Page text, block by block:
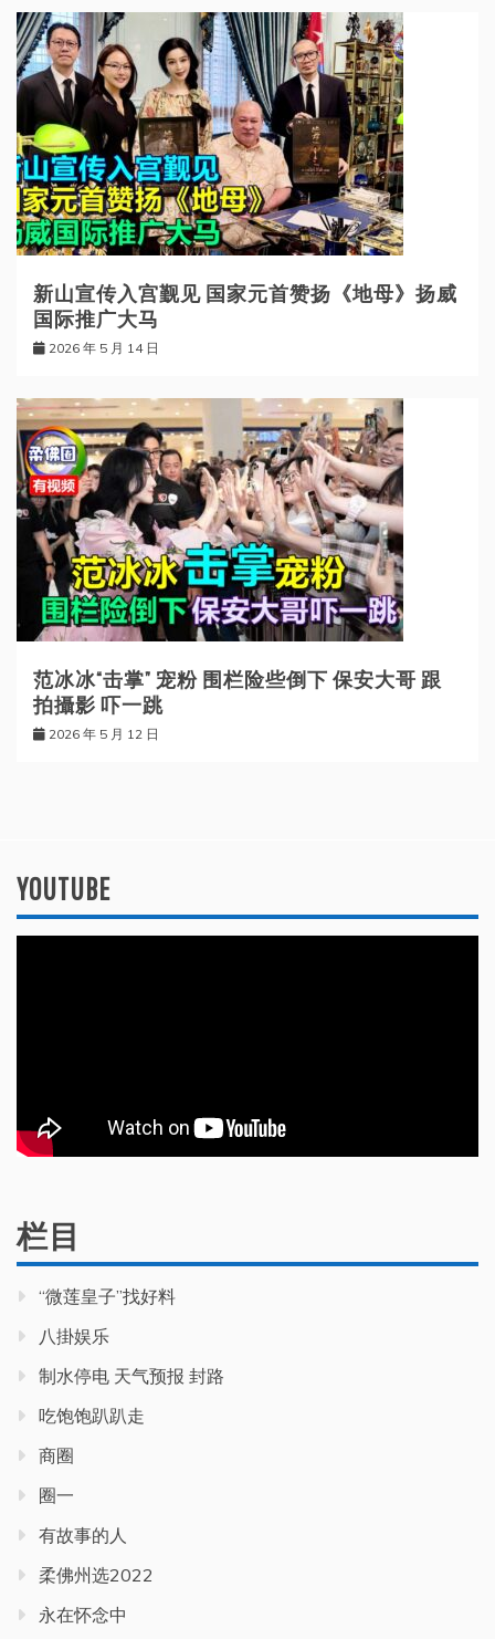
新山宣传入宫觐见 国家元首赞扬《地母》扬威
国际推广大马
2026 年 5 月 14 日
范冰冰“击掌” 宠粉 围栏险些倒下 保安大哥 跟
拍攝影 吓一跳
2026 年 5 月 12 日
YOUTUBE
栏目
“微莲皇子”找好料
八掛娱乐
制水停电 天气预报 封路
吃饱饱趴趴走
商圈
圈一
有故事的人
柔佛州选2022
永在怀念中